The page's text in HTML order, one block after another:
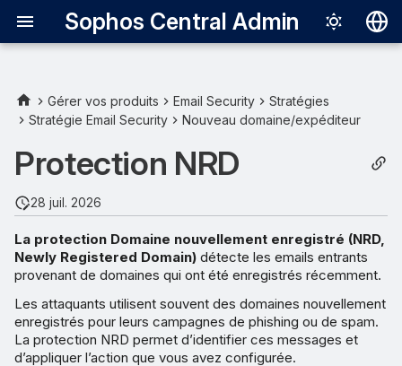
Sophos Central Admin
English
Español
한국어
中文（繁體）
Configurer la protection NRD
Gérer vos produits Email Security
Stratégies
Stratégie Email Security
Nouveau domaine/expéditeur
Protection NRD
28 juil. 2026
La protection Domaine nouvellement enregistré (NRD,
Newly Registered Domain) détecte les emails entrants
provenant de domaines qui ont été enregistrés récemment.
Les attaquants utilisent souvent des domaines nouvellement
enregistrés pour leurs campagnes de phishing ou de spam.
La protection NRD permet d’identifier ces messages et
d’appliquer l’action que vous avez configurée.